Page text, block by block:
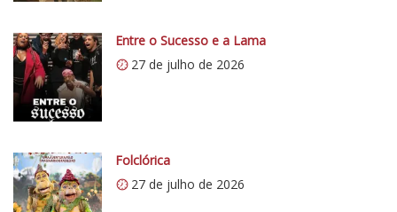
c
o
5
1
Entre o Sucesso e a Lama
27 de julho de 2026
Folclórica
27 de julho de 2026